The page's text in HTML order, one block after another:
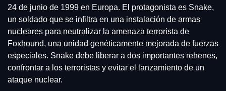
24 de junio de 1999 en Europa. El protagonista es Snake,
un soldado que se infiltra en una instalación de armas
nucleares para neutralizar la amenaza terrorista de
Foxhound, una unidad genéticamente mejorada de fuerzas
especiales. Snake debe liberar a dos importantes rehenes,
confrontar a los terroristas y evitar el lanzamiento de un
ataque nuclear.